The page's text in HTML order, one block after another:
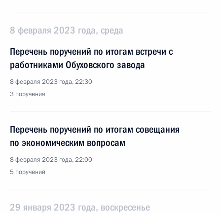
8 февраля 2023 года, среда
Перечень поручений по итогам встречи c
работниками Обуховского завода
8 февраля 2023 года, 22:30
3 поручения
Перечень поручений по итогам совещания
по экономическим вопросам
8 февраля 2023 года, 22:00
5 поручений
29 января 2023 года, воскресенье